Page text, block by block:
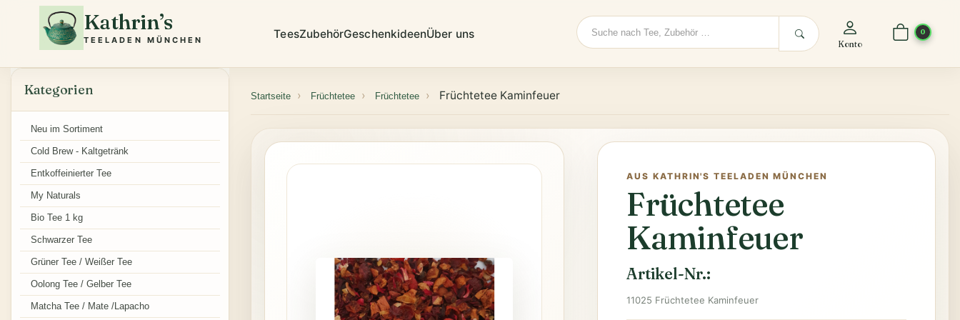
Kathrin’s
TEELADEN MÜNCHEN TeesZubehörGeschenkideenÜber uns
Suche
Konto
0
Startseite Früchtetee Früchtetee Früchtetee Kaminfeuer
AUS KATHRIN'S TEELADEN MÜNCHEN
Früchtetee
Kaminfeuer
Artikel-Nr.:
11025 Früchtetee Kaminfeuer
Kategorien
Neu im Sortiment
Cold Brew - Kaltgetränk
Entkoffeinierter Tee
My Naturals
Bio Tee 1 kg
Schwarzer Tee
Grüner Tee / Weißer Tee
Oolong Tee / Gelber Tee
Matcha Tee / Mate /Lapacho